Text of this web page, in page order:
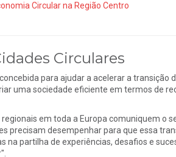
Circular na Região Centro
Circulares
para ajudar a acelerar a transição
uma sociedade eficiente em termos de
em toda a Europa comuniquem o
precisam desempenhar para que essa
partilha de experiências, desafios e